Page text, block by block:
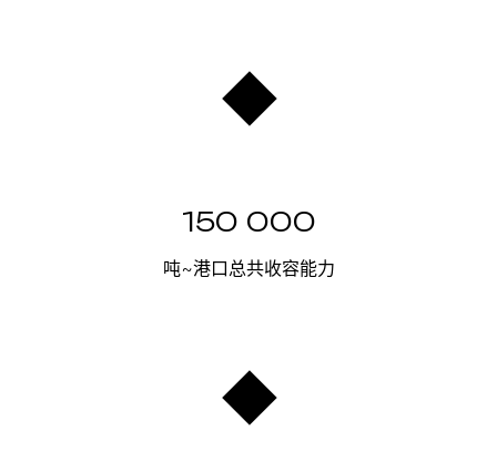
150 000
吨~港口总共收容能力